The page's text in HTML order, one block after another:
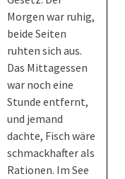
Morgen war ruhig,
beide Seiten
ruhten sich aus.
Das Mittagessen
war noch eine
Stunde entfernt,
und jemand
dachte, Fisch wäre
schmackhafter als
Rationen. Im See